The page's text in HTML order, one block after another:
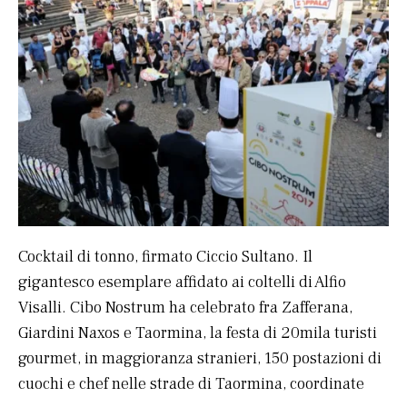
Cocktail di tonno, firmato Ciccio Sultano. Il
gigantesco esemplare affidato ai coltelli di Alfio
Visalli. Cibo Nostrum ha celebrato fra Zafferana,
Giardini Naxos e Taormina, la festa di 20mila turisti
gourmet, in maggioranza stranieri, 150 postazioni di
cuochi e chef nelle strade di Taormina, coordinate